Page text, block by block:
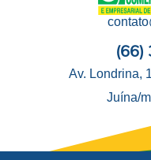
(66)
Av. Londrina,
Juína/